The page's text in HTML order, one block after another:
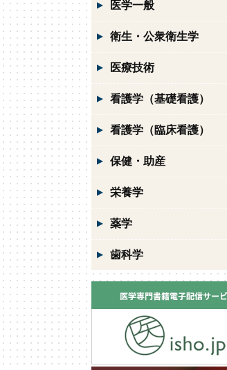
医学一般
衛生・公衆衛生学
医療技術
看護学（基礎看護）
看護学（臨床看護）
保健・助産
栄養学
薬学
歯科学